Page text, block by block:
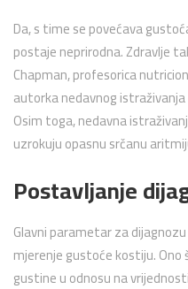
Da, s time se povećava
postaje neprirodna. Zdravlje
Chapman, profesorica
autorka nedavnog
Osim toga, nedavna
uzrokuju opasnu srčanu
Postavljanje
Glavni parametar za
mjerenje gustoće kostiju.
gustine u odnosu na